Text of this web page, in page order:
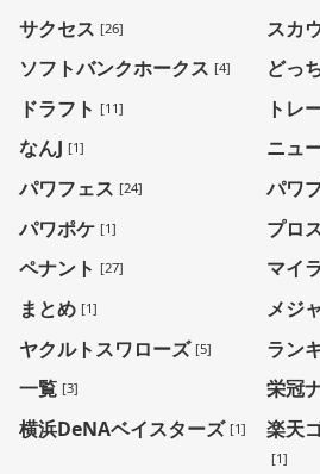
サクセス [26] スカ
ソフトバンクホークス [4] どっ
ドラフト [11] トレ
なんJ [1] ニュ
パワフェス [24] パワ
パワポケ [1] プロ
ペナント [27] マイ
まとめ [1] メジ
ヤクルトスワローズ [5] ラン
一覧 [3] 栄冠
横浜DeNAベイスターズ [1] 楽天
[1]